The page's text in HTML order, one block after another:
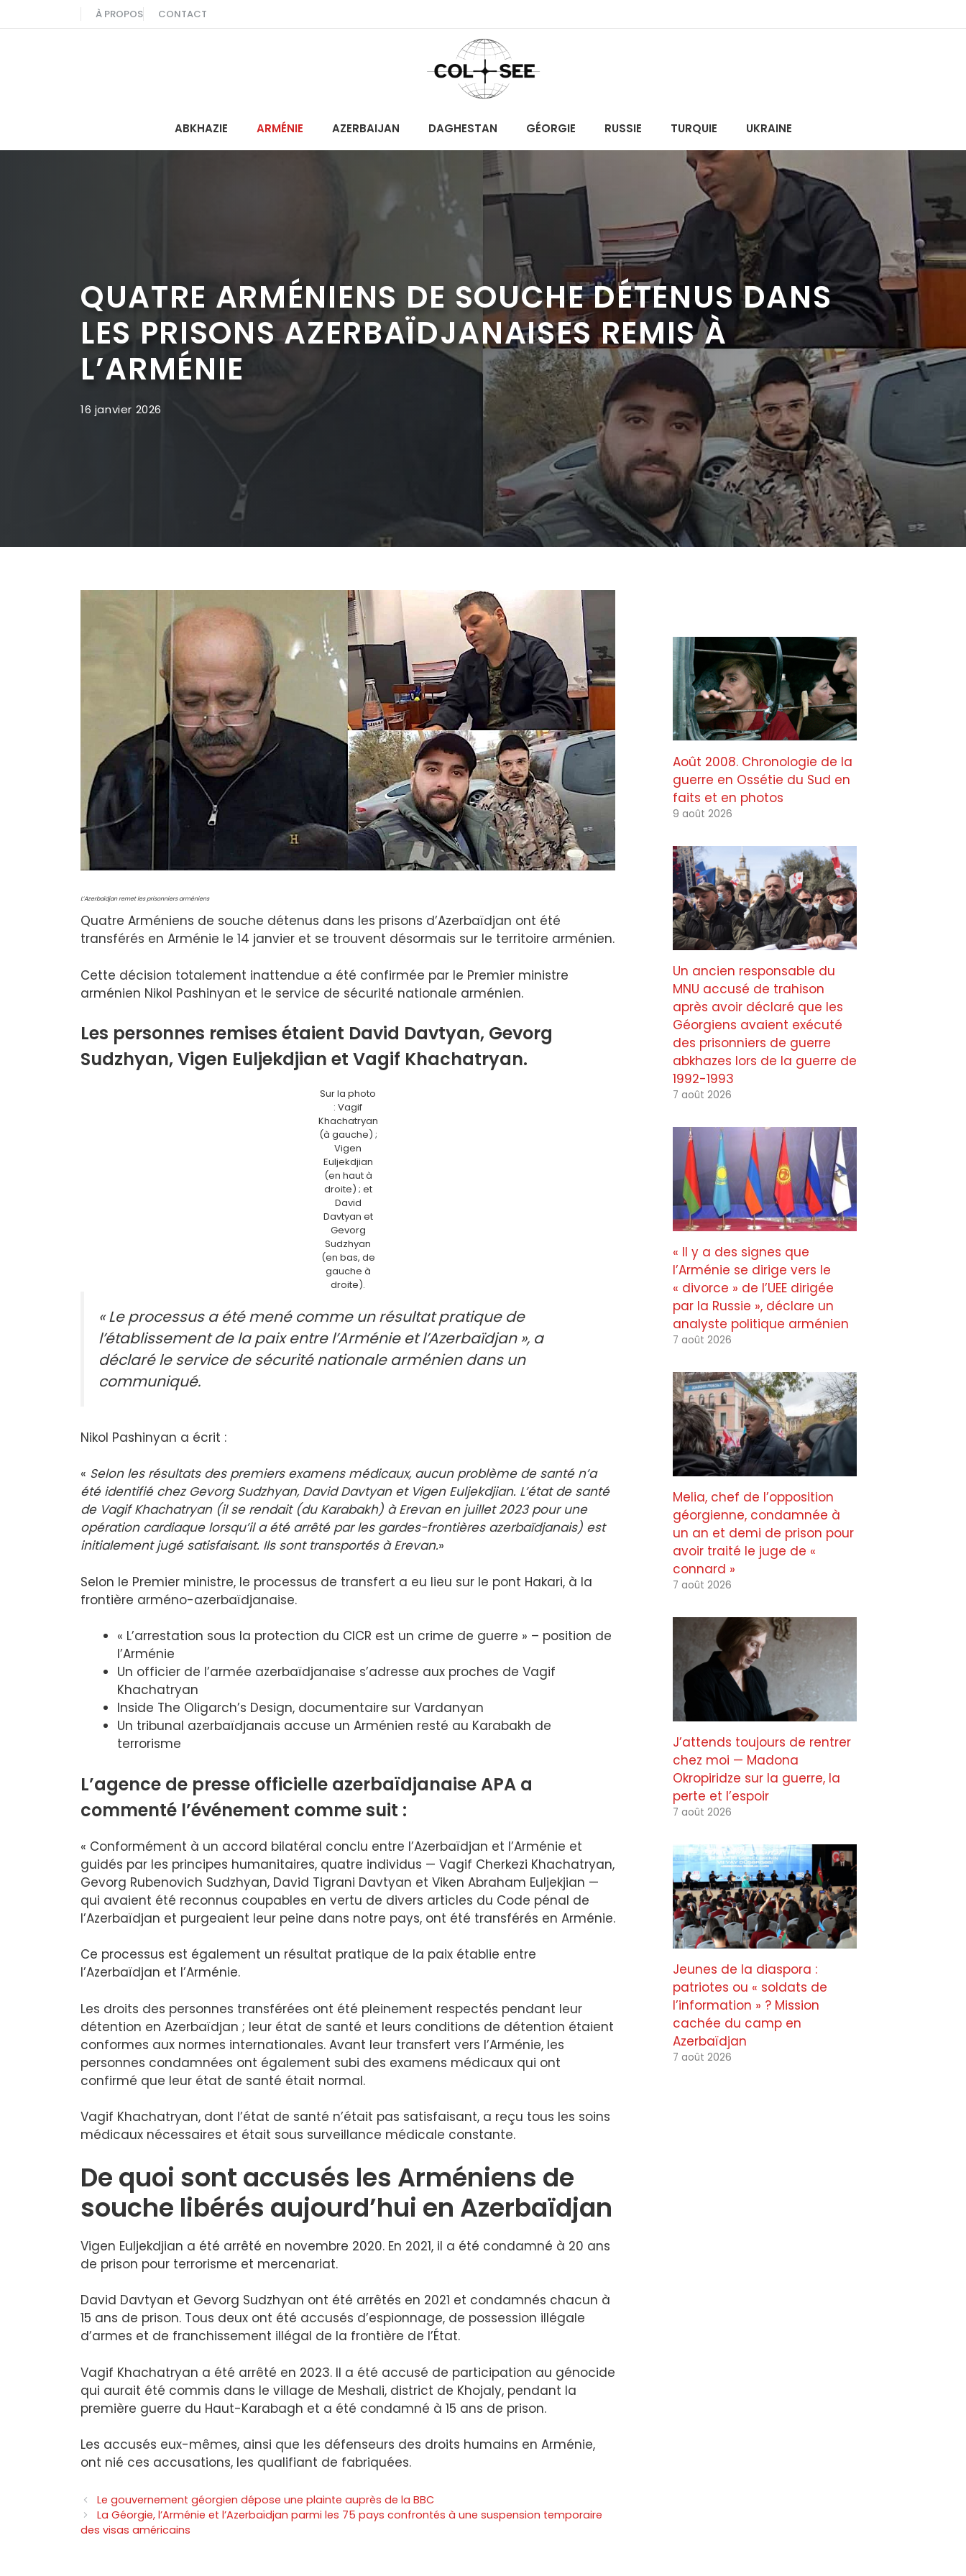
au
À PROPOS CONTACT
ABKHAZIE ARMÉNIE AZERBAIJAN DAGHESTAN GÉORGIE RUSSIE TURQUIE UKRAINE
QUATRE ARMÉNIENS DE SOUCHE DÉTENUS DANS
LES PRISONS AZERBAÏDJANAISES REMIS À
L’ARMÉNIE
16 janvier 2026
L’Azerbaïdjan remet les prisonniers arméniens
Quatre Arméniens de souche détenus dans les prisons d’Azerbaïdjan ont été
transférés en Arménie le 14 janvier et se trouvent désormais sur le territoire arménien.
Cette décision totalement inattendue a été confirmée par le Premier ministre
arménien Nikol Pashinyan et le service de sécurité nationale arménien.
Les personnes remises étaient David Davtyan, Gevorg
Sudzhyan, Vigen Euljekdjian et Vagif Khachatryan.
Sur la photo
: Vagif
Khachatryan
(à gauche) ;
Vigen
Euljekdjian
(en haut à
droite) ; et
David
Davtyan et
Gevorg
Sudzhyan
(en bas, de
gauche à
droite).
« Le processus a été mené comme un résultat pratique de
l’établissement de la paix entre l’Arménie et l’Azerbaïdjan », a
déclaré le service de sécurité nationale arménien dans un
communiqué.
Nikol Pashinyan a écrit :
« Selon les résultats des premiers examens médicaux, aucun problème de santé n’a
été identifié chez Gevorg Sudzhyan, David Davtyan et Vigen Euljekdjian. L’état de santé
de Vagif Khachatryan (il se rendait (du Karabakh) à Erevan en juillet 2023 pour une
opération cardiaque lorsqu’il a été arrêté par les gardes-frontières azerbaïdjanais) est
initialement jugé satisfaisant. Ils sont transportés à Erevan.»
Selon le Premier ministre, le processus de transfert a eu lieu sur le pont Hakari, à la
frontière arméno-azerbaïdjanaise.
« L’arrestation sous la protection du CICR est un crime de guerre » – position de
l’Arménie
Un officier de l’armée azerbaïdjanaise s’adresse aux proches de Vagif
Khachatryan
Inside The Oligarch’s Design, documentaire sur Vardanyan
Un tribunal azerbaïdjanais accuse un Arménien resté au Karabakh de
terrorisme
L’agence de presse officielle azerbaïdjanaise APA a
commenté l’événement comme suit :
« Conformément à un accord bilatéral conclu entre l’Azerbaïdjan et l’Arménie et
guidés par les principes humanitaires, quatre individus — Vagif Cherkezi Khachatryan,
Gevorg Rubenovich Sudzhyan, David Tigrani Davtyan et Viken Abraham Euljekjian —
qui avaient été reconnus coupables en vertu de divers articles du Code pénal de
l’Azerbaïdjan et purgeaient leur peine dans notre pays, ont été transférés en Arménie.
Ce processus est également un résultat pratique de la paix établie entre
l’Azerbaïdjan et l’Arménie.
Les droits des personnes transférées ont été pleinement respectés pendant leur
détention en Azerbaïdjan ; leur état de santé et leurs conditions de détention étaient
conformes aux normes internationales. Avant leur transfert vers l’Arménie, les
personnes condamnées ont également subi des examens médicaux qui ont
confirmé que leur état de santé était normal.
Vagif Khachatryan, dont l’état de santé n’était pas satisfaisant, a reçu tous les soins
médicaux nécessaires et était sous surveillance médicale constante.
De quoi sont accusés les Arméniens de
souche libérés aujourd’hui en Azerbaïdjan
Vigen Euljekdjian a été arrêté en novembre 2020. En 2021, il a été condamné à 20 ans
de prison pour terrorisme et mercenariat.
David Davtyan et Gevorg Sudzhyan ont été arrêtés en 2021 et condamnés chacun à
15 ans de prison. Tous deux ont été accusés d’espionnage, de possession illégale
d’armes et de franchissement illégal de la frontière de l’État.
Vagif Khachatryan a été arrêté en 2023. Il a été accusé de participation au génocide
qui aurait été commis dans le village de Meshali, district de Khojaly, pendant la
première guerre du Haut-Karabagh et a été condamné à 15 ans de prison.
Les accusés eux-mêmes, ainsi que les défenseurs des droits humains en Arménie,
ont nié ces accusations, les qualifiant de fabriquées.
Le gouvernement géorgien dépose une plainte auprès de la BBC
La Géorgie, l’Arménie et l’Azerbaïdjan parmi les 75 pays confrontés à une suspension temporaire
des visas américains
Août 2008. Chronologie de la
guerre en Ossétie du Sud en
faits et en photos
9 août 2026
Un ancien responsable du
MNU accusé de trahison
après avoir déclaré que les
Géorgiens avaient exécuté
des prisonniers de guerre
abkhazes lors de la guerre de
1992-1993
7 août 2026
« Il y a des signes que
l’Arménie se dirige vers le
« divorce » de l’UEE dirigée
par la Russie », déclare un
analyste politique arménien
7 août 2026
Melia, chef de l’opposition
géorgienne, condamnée à
un an et demi de prison pour
avoir traité le juge de «
connard »
7 août 2026
J’attends toujours de rentrer
chez moi — Madona
Okropiridze sur la guerre, la
perte et l’espoir
7 août 2026
Jeunes de la diaspora :
patriotes ou « soldats de
l’information » ? Mission
cachée du camp en
Azerbaïdjan
7 août 2026